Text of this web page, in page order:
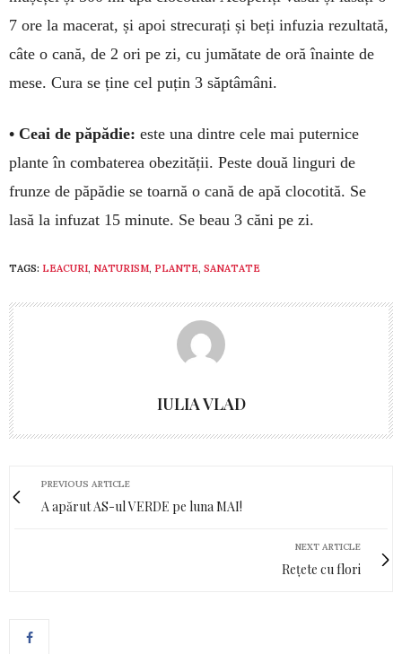
7 ore la ma­cerat, și apoi strecurați și beți infuzia rezultată,
câte o cană, de 2 ori pe zi, cu jumătate de oră înainte de
mese. Cura se ține cel puțin 3 săptâmâni.
• Ceai de păpădie: este una dintre cele mai puternice
plante în combaterea obezității. Peste două linguri de
frunze de păpădie se toarnă o cană de apă clocotită. Se
lasă la infuzat 15 minute. Se beau 3 căni pe zi.
TAGS: LEACURI, NATURISM, PLANTE, SANATATE
IULIA VLAD
PREVIOUS ARTICLE
A apărut AS-ul VERDE pe luna MAI!
NEXT ARTICLE
Rețete cu flori